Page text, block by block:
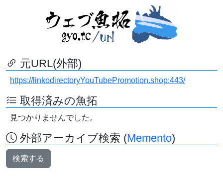
元URL(外部)
https://linkodirectoryYouTubePromotion.shop:443/
取得済みの魚拓
見つかりませんでした。
外部アーカイブ検索 (Memento)
検索する